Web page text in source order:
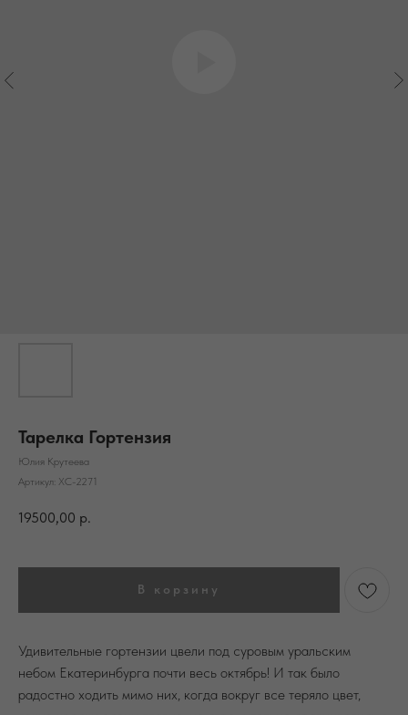
Тарелка Гортензия
Юлия Крутеева
Артикул: ХС-2271
19500,00 р.
В корзину
Удивительные гортензии цвели под суровым уральским
небом Екатеринбурга почти весь октябрь! И так было
радостно ходить мимо них, когда вокруг все теряло цвет,